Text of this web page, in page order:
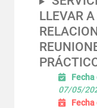
LLEVAR
07/05/